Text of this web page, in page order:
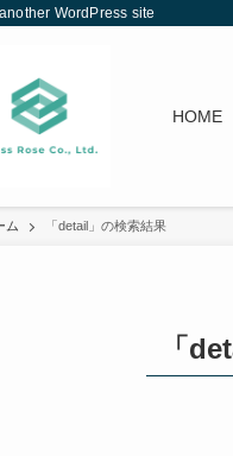
WordPress site
HOME
ム 「detail」の検索結果
「